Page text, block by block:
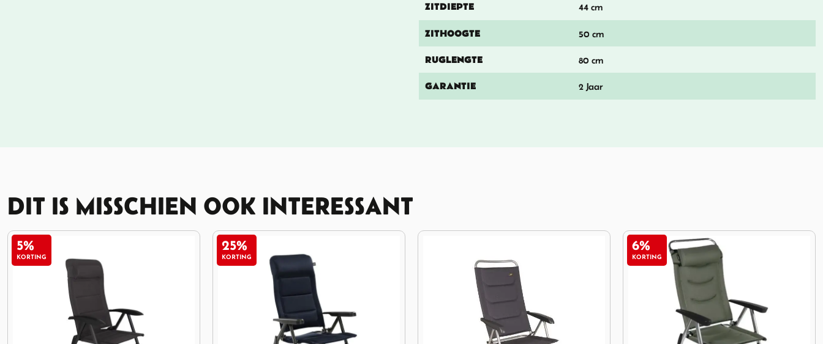
ZITDIEPTE 44 cm
ZITHOOGTE 50 cm
RUGLENGTE 80 cm
GARANTIE 2 Jaar
DIT IS MISSCHIEN OOK INTERESSANT
25%
KORTING
5%
KORTING